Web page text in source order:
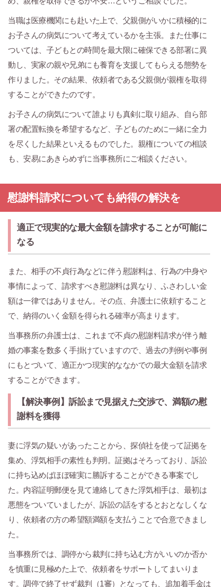
当職は医療機関にも赴いた上で、父親側がいかに積極的に
お子さんの病気について考えているかを主張。また仕事に
ついては、子どもとの時間を最大限に確保できる部署に異
動し、実家の親や兄弟にも養育を支援してもらえる態勢を
作りました。その結果、依頼者である父親側が親権を取得
することができたのです。
お子さんの病気について誰よりも真剣に取り組み、自ら部
署の配置転換を希望するなど、子どものために一緒に全力
を尽くした結果といえるものでした。親権についての相談
も、安易にあきらめずに当事務所にご相談ください。
慰謝料請求についても納得の解決を
適正で現実的な最大金額を請求することが可能に
なる
また、相手の不貞行為などに伴う慰謝料は、行為の中身や
事情によって、請求すべき慰謝料は異なり、ふさわしい金
額は一律ではありません。その点、弁護士に依頼すること
で、納得のいく金額を得られる確率が高まります。
当事務所の弁護士は、これまで不貞の慰謝料請求が伴う離
婚の事案を数多く手掛けていますので、過去の判例や事例
にもとづいて、適正かつ現実的ななかでの最大金額を請求
することができます。
【解決事例】訴訟まで見据えた交渉で、満額の慰
謝料を獲得
妻に浮気の疑いがあったことから、探偵社を使って証拠を
集め、浮気相手の素性も判明。証拠はそろっており、訴訟
に持ち込めばほぼ確実に勝訴することができる事案でし
た。内容証明郵便を見て連絡してきた浮気相手は、最初は
悪態をついていましたが、訴訟の話をするとおとなしくな
り、依頼者の方の希望額満額を支払うことで合意できまし
た。
当事務所では、調停から裁判に持ち込む方がいいのか否か
を慎重に見極めた上で、依頼者をサポートしてまいりま
す。調停で終了せず裁判（1審）となっても、追加着手金は